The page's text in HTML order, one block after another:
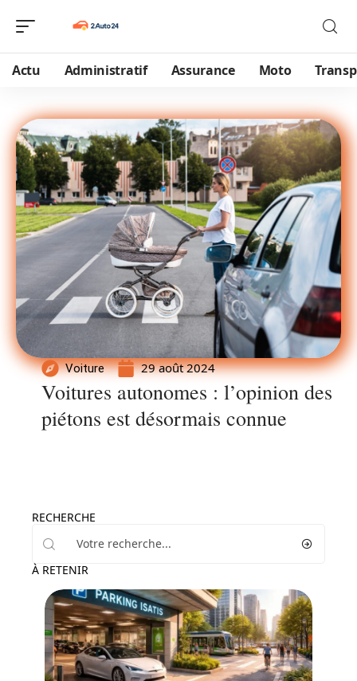
Actu Administratif Assurance Moto
Voiture 29 août 2024
Voitures autonomes : l’opinion des
piétons est désormais connue
RECHERCHE
À RETENIR
Actu